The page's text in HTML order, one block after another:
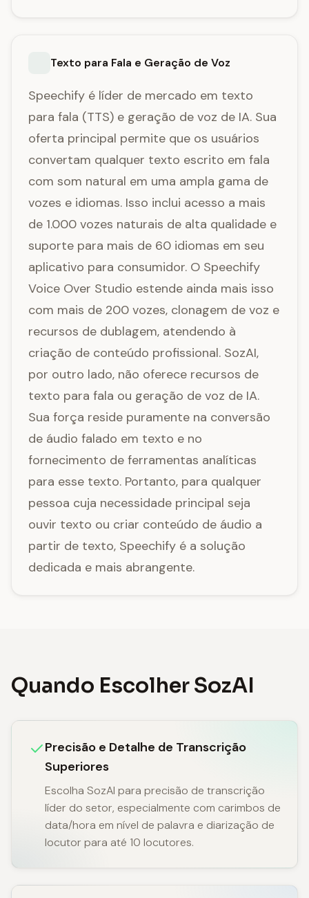
Texto para Fala e Geração de Voz
Speechify é líder de mercado em texto
para fala (TTS) e geração de voz de IA. Sua
oferta principal permite que os usuários
convertam qualquer texto escrito em fala
com som natural em uma ampla gama de
vozes e idiomas. Isso inclui acesso a mais
de 1.000 vozes naturais de alta qualidade e
suporte para mais de 60 idiomas em seu
aplicativo para consumidor. O Speechify
Voice Over Studio estende ainda mais isso
com mais de 200 vozes, clonagem de voz e
recursos de dublagem, atendendo à
criação de conteúdo profissional. SozAI,
por outro lado, não oferece recursos de
texto para fala ou geração de voz de IA.
Sua força reside puramente na conversão
de áudio falado em texto e no
fornecimento de ferramentas analíticas
para esse texto. Portanto, para qualquer
pessoa cuja necessidade principal seja
ouvir texto ou criar conteúdo de áudio a
partir de texto, Speechify é a solução
dedicada e mais abrangente.
Quando Escolher SozAI
Precisão e Detalhe de Transcrição
Superiores
Escolha SozAI para precisão de transcrição
líder do setor, especialmente com carimbos de
data/hora em nível de palavra e diarização de
locutor para até 10 locutores.